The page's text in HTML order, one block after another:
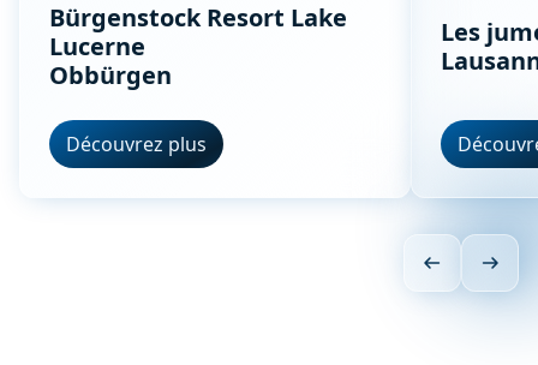
Bürgenstock Resort Lake
Lucerne
Obbürgen
Découvrez plus
Les